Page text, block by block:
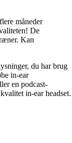
måneder
De
Kan
du har brug
in-ear
en podcast-
in-ear headset.